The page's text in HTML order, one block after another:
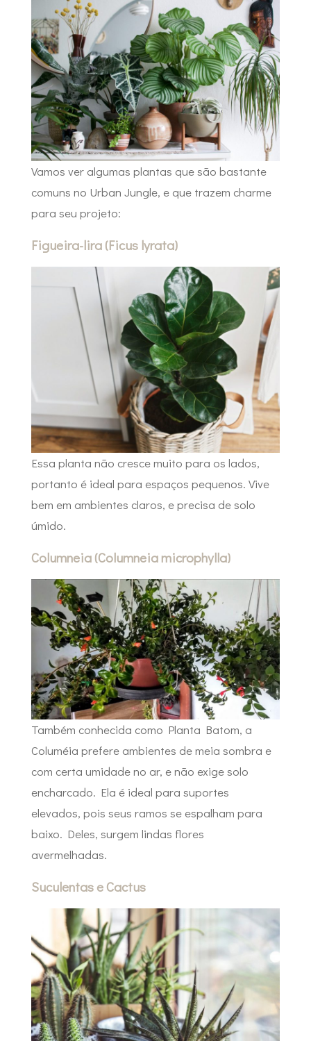
Vamos ver algumas plantas que são bastante
comuns no Urban Jungle, e que trazem charme
para seu projeto:
Figueira-lira (Ficus lyrata)
Essa planta não cresce muito para os lados,
portanto é ideal para espaços pequenos. Vive
bem em ambientes claros, e precisa de solo
úmido.
Columneia (Columneia microphylla)
Também conhecida como Planta Batom, a
Columéia prefere ambientes de meia sombra e
com certa umidade no ar, e não exige solo
encharcado. Ela é ideal para suportes
elevados, pois seus ramos se espalham para
baixo. Deles, surgem lindas flores
avermelhadas.
Suculentas e Cactus